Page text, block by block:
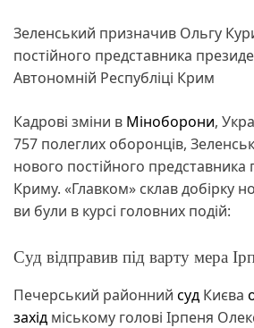
Зеленський призначив Ольгу
постійного представника
Автономній Республіці Крим
Кадрові зміни в Міноборони,
757 полеглих оборонців,
нового постійного представника
Криму. «Главком» склав добірку
ви були в курсі головних подій:
Суд відправив під варту мера
Печерський районний суд Києва
захід міському голові Ірпеня